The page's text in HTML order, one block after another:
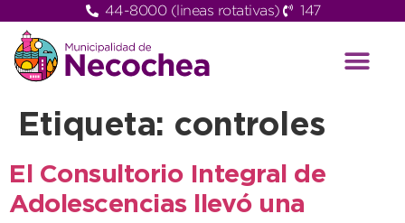
44-8000 (lineas rotativas) 147
Etiqueta: controles
El Consultorio Integral de
Adolescencias llevó una